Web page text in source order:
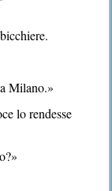
Milano.»
lo rendesse